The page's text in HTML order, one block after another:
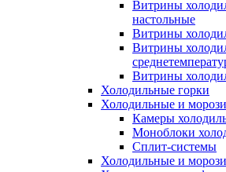
Витрины
настольные
Витрины
Витрины
Витрины
Холодильные горки
Холодильные и
Камеры
Моноблоки
Сплит-системы
Холодильные и